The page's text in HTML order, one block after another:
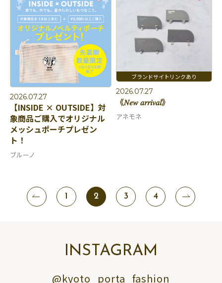
2026.07.27
【INSIDE × OUTSIDE】対
象商品ご購入でオリジナル
メッシュポーチプレゼン
ト！
ブルーノ
2026.07.27
《𝑁𝑒𝑤 𝑎𝑟𝑟𝑖𝑣𝑎𝑙》
アネモネ
1 2 3 4
INSTAGRAM
@kyoto_porta_fashion